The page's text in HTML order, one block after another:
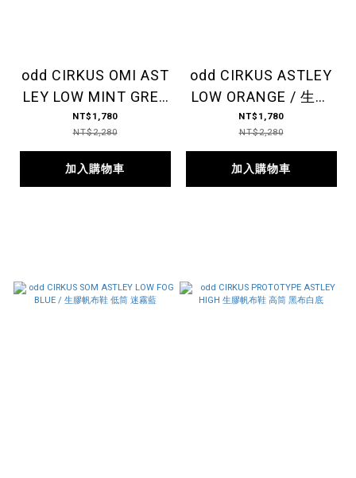
odd CIRKUS OMI AST
LEY LOW MINT GREE
N / 生膠帆布鞋 低筒
淨湖綠
NT$1,780
NT$2,280
加入購物車
odd CIRKUS ASTLEY
LOW ORANGE / 生膠
帆布鞋 低筒 書院橘
NT$1,780
NT$2,280
加入購物車